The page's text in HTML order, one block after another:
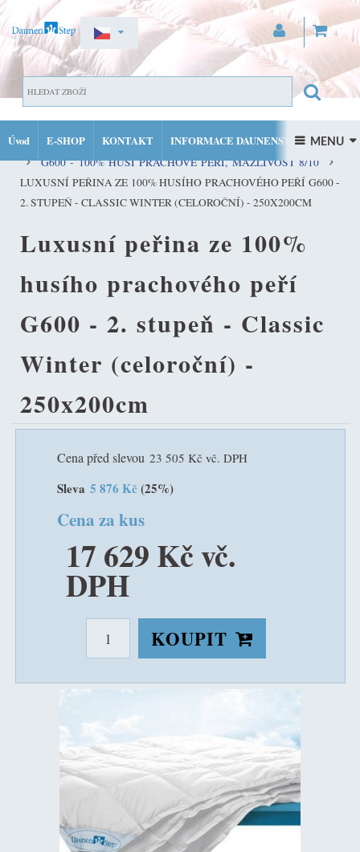
PŘIHLÁSIT SE
Úvod E-SHOP KONTAKT INFORMACE DAUNENSTEP
FACEBOOK INSTAGRAM
 MENU 
DOMŮ
KVALITNÍ PEŘINY ZE 100% PRACHOVÉHO PEŘÍ DAUNENSTEP
G600 - 100% HUSÍ PRACHOVÉ PEŘÍ, MAZLIVOST 8/10
LUXUSNÍ PEŘINA ZE 100% HUSÍHO PRACHOVÉHO PEŘÍ G600 -
2. STUPEŇ - CLASSIC WINTER (CELOROČNÍ) - 250X200CM
Luxusní peřina ze 100%
husího prachového peří
G600 - 2. stupeň - Classic
Winter (celoroční) -
250x200cm
Cena před slevou 23 505 Kč vč. DPH
Sleva 5 876 Kč (25%)
Cena za kus
17 629 Kč vč.
DPH
KOUPIT